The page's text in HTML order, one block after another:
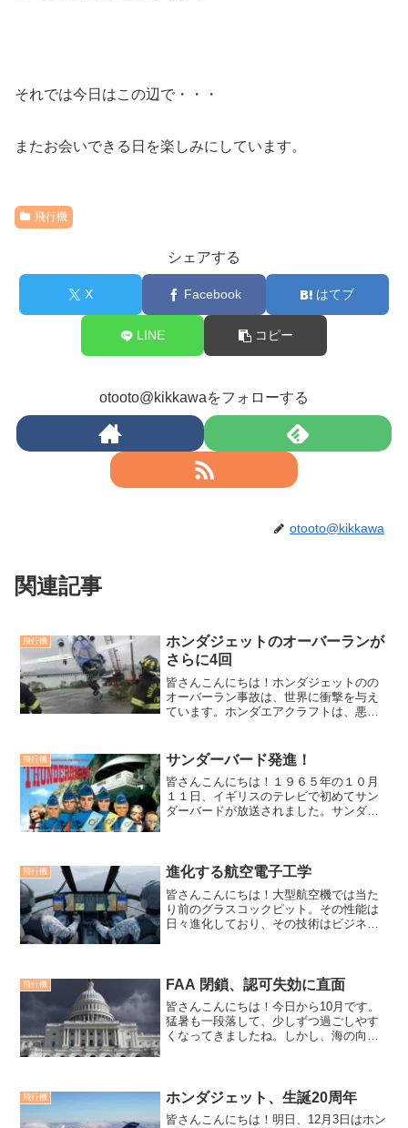
それでは今日はこの辺で・・・
またお会いできる日を楽しみにしています。
飛行機
シェアする
X Facebook はてブ
LINE コピー
otooto@kikkawaをフォローする
otooto@kikkawa
関連記事
飛行機
ホンダジェットのオーバーランが
さらに4回
皆さんこんにちは！ホンダジェットのの
オーバーラン事故は、世界に衝撃を与え
ています。ホンダエアクラフトは、悪天
はたして原因はパイロットミスだけなの
でしょうか？ホンダジェッ...
飛行機 サンダーバード発進！
皆さんこんにちは！１９６５年の１０月
１１日、イギリスのテレビで初めてサン
ダーバードが放送されました。サンダー
形劇で１時間の特撮番組で...
飛行機 進化する航空電子工学
皆さんこんにちは！大型航空機では当た
り前のグラスコックピット。その性能は
日々進化しており、その技術はビジネス
む航空電子工学SkyOS...
飛行機 FAA 閉鎖、認可失効に直面
皆さんこんにちは！今日から10月です。
猛暑も一段落して、少しずつ過ごしやす
くなってきましたね。しかし、海の向こ
は、政府閉鎖の可能性だ...
飛行機 ホンダジェット、生誕20周年
皆さんこんにちは！明日、12月3日はホン